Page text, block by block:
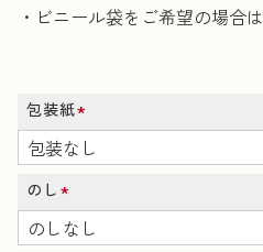
・ビニール袋をご希望の場合は
包装紙
(必
須)
のし
(必
須)